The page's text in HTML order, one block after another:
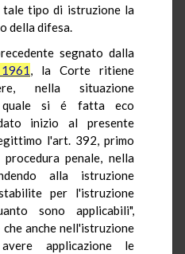
tipo di istruzione la
della difesa.
segnato dalla
, la Corte ritiene
nella situazione
quale si é fatta eco
inizio al presente
l'art. 392, primo
penale, nella
alla istruzione
per l'istruzione
sono applicabili",
anche nell'istruzione
applicazione le